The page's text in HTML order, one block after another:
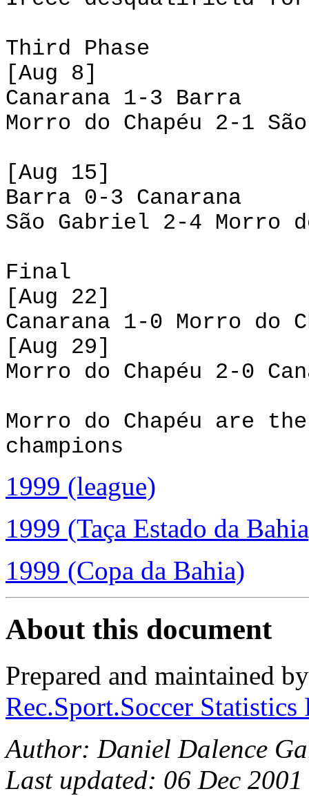
Third Phase
[Aug 8]
Canarana 1-3 Barra
Morro do Chapéu 2-1
[Aug 15]
Barra 0-3 Canarana
São Gabriel 2-4 Morro
Final
[Aug 22]
Canarana 1-0 Morro do
[Aug 29]
Morro do Chapéu 2-0
Morro do Chapéu are
champions
1999 (league)
1999 (Taça Estado da
1999 (Copa da Bahia)
About this document
Prepared and maintained
Rec.Sport.Soccer
Author: Daniel Dalence
Last updated: 06 Dec 2001